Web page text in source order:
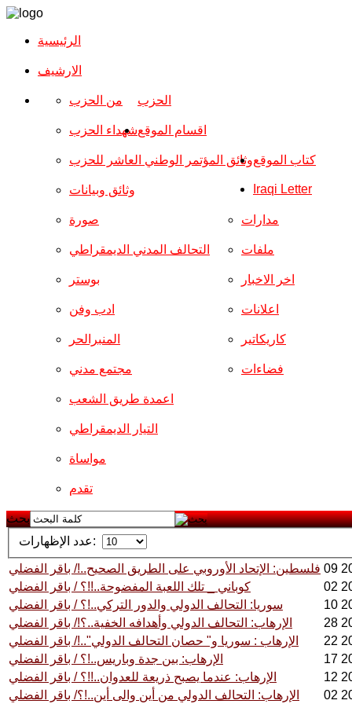
الرئيسية
الارشیف
الحزب من الحزب
شهداء الحزب
وثائق المؤتمر الوطني العاشر للحزب
وثائق وبيانات
اقسام الموقع
صورة
التحالف المدني الديمقراطي
بوستر
ادب وفن
المنبرالحر
مجتمع مدني
مدارات
ملفات
اخر الاخبار
اعلانات
كاريكاتير
فضاءات
اعمدة طريق الشعب
التيار الديمقراطي
مواساة
تقدم
كتاب الموقع
Iraqi Letter
بحث
عدد الإظهارات:
فلسطين: الإتحاد الأوروبي على الطريق الصحيح..!/ باقر الفضلي
كوباني _ تلك اللعبة المفضوحة..!!؟ / باقر الفضلي
سوريا: التحالف الدولي والدور التركي..!؟ / باقر الفضلي
الإرهاب: التحالف الدولي وأهدافه الخفية..؟!/ باقر الفضلي
الإرهاب : سوريا و" حصان التحالف الدولي"..!/ باقر الفضلي
الإرهاب: بين جدة وباريس..!؟ / باقر الفضلي
الإرهاب: عندما يصبح ذريعة للعدوان..!!؟ / باقر الفضلي
الإرهاب: التحالف الدولي من أين والى أين..!؟/ باقر الفضلي